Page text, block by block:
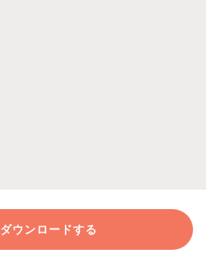
ウンロードする